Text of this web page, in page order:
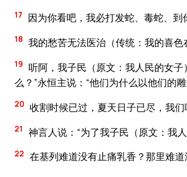
17 因为你看吧，我必打发蛇、毒蛇、到
18 我的愁苦无法医治（传统：我的喜色
19 听阿，我子民（原文：我人民的女
么？”永恒主说：“他们为什么以他们的
20 收割时候已过，夏天日子已尽，我
21 神言人说：“为了我子民（原文：我
22 在基列难道没有止痛乳香？那里难